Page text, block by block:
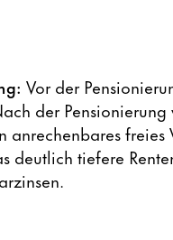
Vor der
der
anrechenbares
deutlich tiefere